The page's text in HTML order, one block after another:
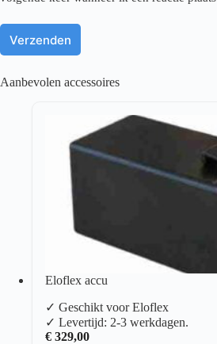
Verzenden
Aanbevolen accessoires
Eloflex accu
✓ Geschikt voor Eloflex
✓ Levertijd: 2-3 werkdagen.
€ 329,00